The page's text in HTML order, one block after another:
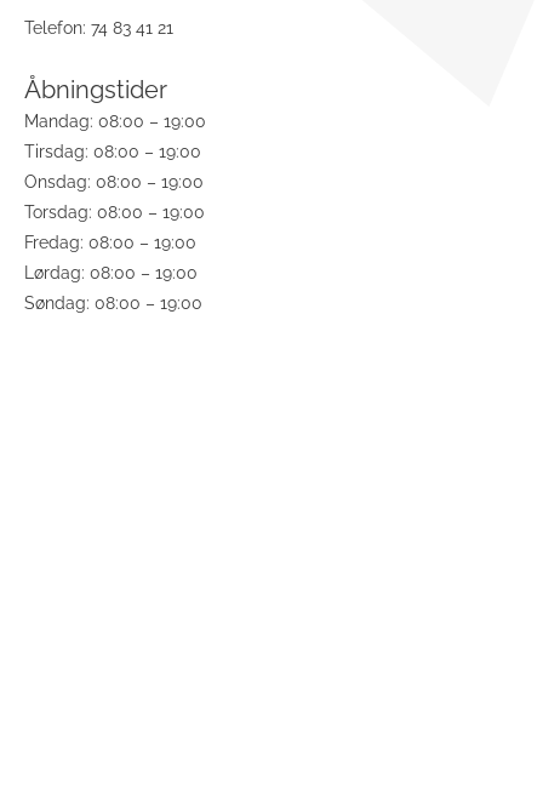
Telefon: 74 83 41 21
Åbningstider
Mandag: 08:00 – 19:00
Tirsdag: 08:00 – 19:00
Onsdag: 08:00 – 19:00
Torsdag: 08:00 – 19:00
Fredag: 08:00 – 19:00
Lørdag: 08:00 – 19:00
Søndag: 08:00 – 19:00